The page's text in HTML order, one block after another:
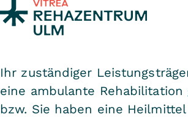
Zum Inhalt springen
Ihr zuständiger
eine ambulante Rehabilitation
bzw. Sie haben eine